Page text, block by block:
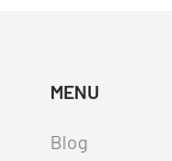
MENU
Blog